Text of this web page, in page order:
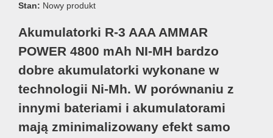
Stan: Nowy produkt
Akumulatorki R-3 AAA AMMAR
POWER 4800 mAh NI-MH bardzo
dobre akumulatorki wykonane w
technologii Ni-Mh. W porównaniu z
innymi bateriami i akumulatorami
mają zminimalizowany efekt samo